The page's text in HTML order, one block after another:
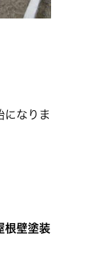
になりま
根壁塗装